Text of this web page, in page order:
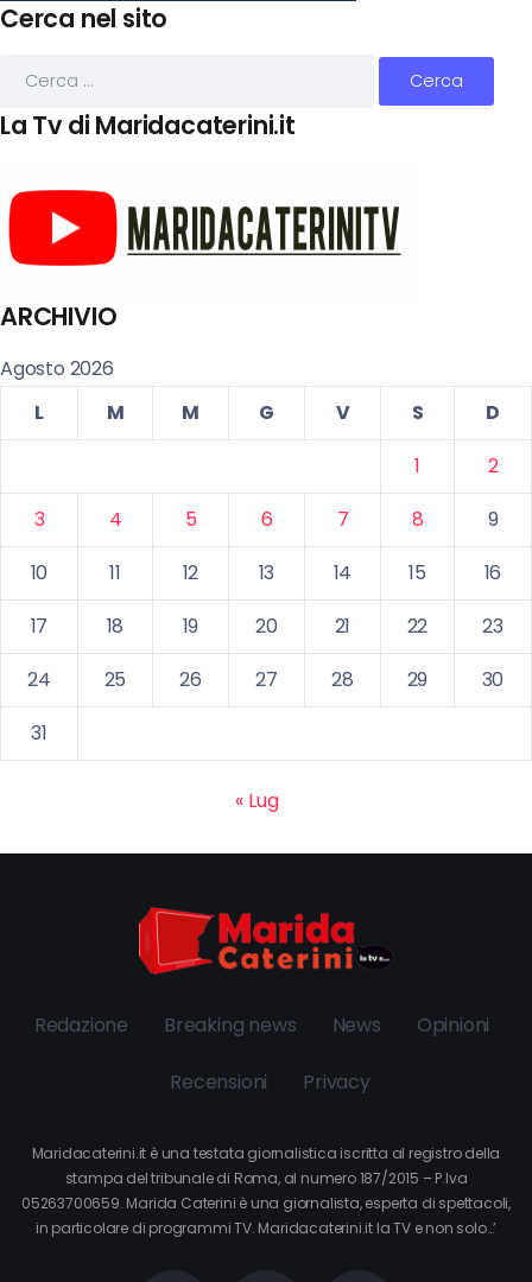
Cerca nel sito
La Tv di Maridacaterini.it
ARCHIVIO
Agosto 2026
L
M M G V S
D
1
2
3
4 5 6 7 8
9
10
11 12 13 14 15
16
17
18 19 20 21 22
23
24
25 26 27 28 29
30
31
« Lug
Redazione Breaking news News Opinioni
Recensioni Privacy
Maridacaterini.it è una testata giornalistica iscritta al registro della
stampa del tribunale di Roma, al numero 187/2015 – P.Iva
05263700659. Marida Caterini è una giornalista, esperta di spettacoli,
in particolare di programmi TV. Maridacaterini.it la TV e non solo…’